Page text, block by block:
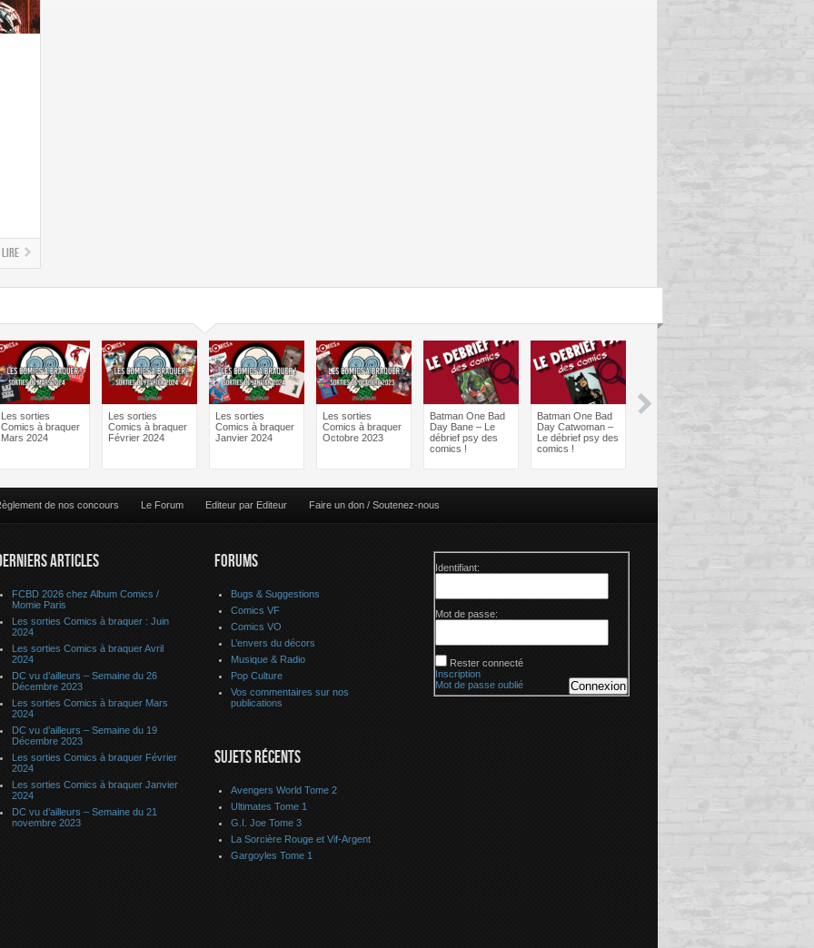
Lire
Les sorties
Comics à braquer
Mars 2024
Les sorties
Comics à braquer
Février 2024
Les sorties
Comics à braquer
Janvier 2024
Les sorties
Comics à braquer
Octobre 2023
Batman One Bad
Day Bane – Le
débrief psy des
comics !
Batman One Bad
Day Catwoman –
Le débrief psy des
comics !
de nos concours Le Forum Editeur par Editeur Faire un don / Soutenez-nous
ARTICLES
FCBD 2026 chez Album Comics /
Momie Paris
Les sorties Comics à braquer : Juin
2024
Les sorties Comics à braquer Avril
2024
DC vu d’ailleurs – Semaine du 26
Décembre 2023
Les sorties Comics à braquer Mars
2024
DC vu d’ailleurs – Semaine du 19
Décembre 2023
Les sorties Comics à braquer Février
2024
Les sorties Comics à braquer Janvier
2024
DC vu d’ailleurs – Semaine du 21
novembre 2023
FORUMS
Bugs & Suggestions
Comics VF
Comics VO
L’envers du décors
Musique & Radio
Pop Culture
Vos commentaires sur nos
publications
SUJETS RÉCENTS
Avengers World Tome 2
Ultimates Tome 1
G.I. Joe Tome 3
La Sorcière Rouge et Vif-Argent
Gargoyles Tome 1
Identifiant:
Mot de passe:
Rester connecté
Connexion
Inscription
Mot de passe oublié